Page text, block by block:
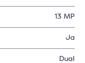
13 MP
Ja
Dual